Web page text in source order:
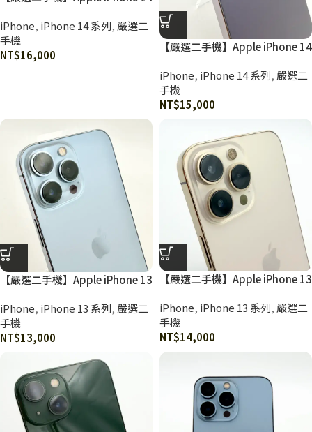
iPhone, iPhone 14 系列,嚴選二
手機
NT$16,000
【嚴選二手機】Apple iPhone 14
iPhone, iPhone 14 系列, 嚴選二
手機
NT$15,000
【嚴選二手機】Apple iPhone 13
iPhone, iPhone 13 系列, 嚴選二
手機
NT$13,000
【嚴選二手機】Apple iPhone 13
iPhone, iPhone 13 系列, 嚴選二
手機
NT$14,000